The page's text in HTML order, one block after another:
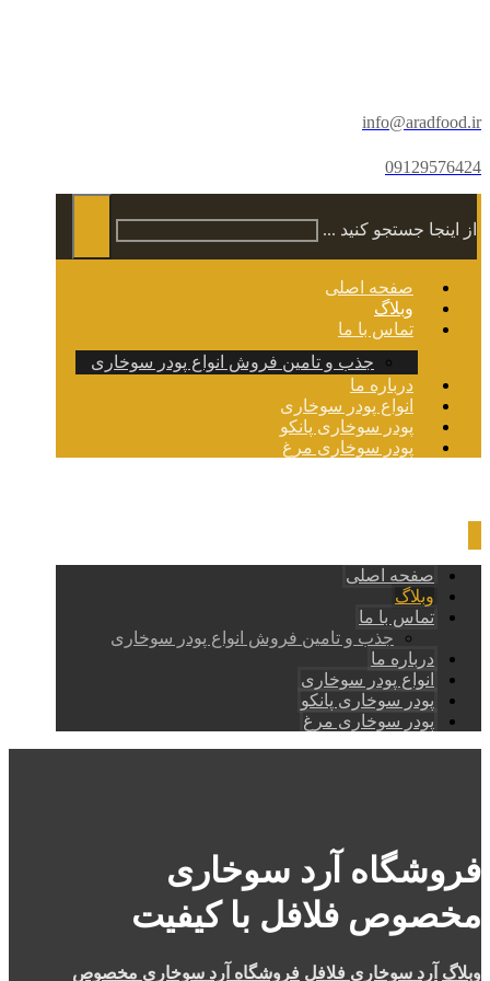
info@aradfood.ir
09129576424
از اینجا جستجو کنید ...
صفحه اصلی
وبلاگ
تماس با ما
جذب و تامین فروش انواع پودر سوخاری
درباره ما
انواع پودر سوخاری
پودر سوخاری پانکو
پودر سوخاری مرغ
صفحه اصلی
وبلاگ
تماس با ما
جذب و تامین فروش انواع پودر سوخاری
درباره ما
انواع پودر سوخاری
پودر سوخاری پانکو
پودر سوخاری مرغ
فروشگاه آرد سوخاری
مخصوص فلافل با کیفیت
وبلاگ آرد سوخاری فلافل فروشگاه آرد سوخاری مخصوص